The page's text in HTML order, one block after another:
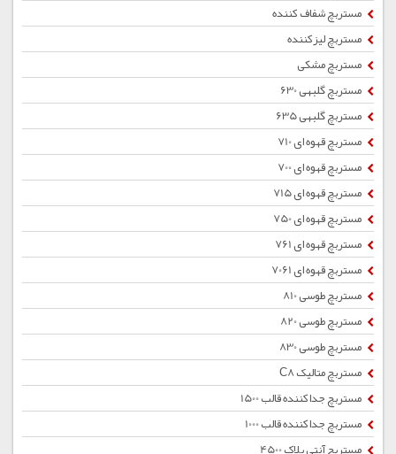
مستربچ شفاف کننده
مستربچ لیزکننده
مستربچ مشکی
مستربچ گلبهی 630
مستربچ گلبهی 635
مستربچ قهوه ای 710
مستربچ قهوه ای 700
مستربچ قهوه ای 715
مستربچ قهوه ای 750
مستربچ قهوه ای 761
مستربچ قهوه ای 7061
مستربچ طوسی 810
مستربچ طوسی 820
مستربچ طوسی 830
مستربچ متالیک C8
مستربچ جداکننده قالب 1500
مستربچ جداکننده قالب 1000